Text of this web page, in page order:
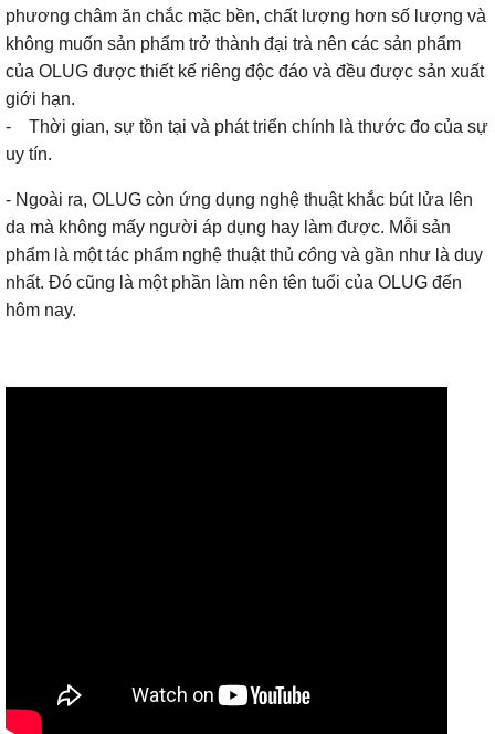
phương châm ăn chắc mặc bền, chất lượng hơn số lượng và
không muốn sản phẩm trở thành đại trà nên các sản phẩm
của OLUG được thiết kế riêng độc đáo và đều được sản xuất
giới hạn.
- Thời gian, sự tồn tại và phát triển chính là thước đo của sự
uy tín.
- Ngoài ra, OLUG còn ứng dụng nghệ thuật khắc bút lửa lên
da mà không mấy người áp dụng hay làm được. Mỗi sản
phẩm là một tác phẩm nghệ thuật thủ công và gần như là duy
nhất. Đó cũng là một phần làm nên tên tuổi của OLUG đến
hôm nay.